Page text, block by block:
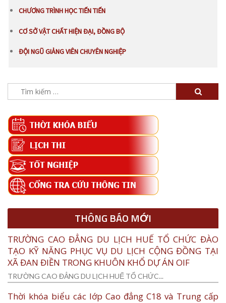
CHƯƠNG TRÌNH HỌC TIẾN TIẾN
CƠ SỞ VẬT CHẤT HIỆN ĐẠI, ĐỒNG BỘ
ĐỘI NGŨ GIẢNG VIÊN CHUYÊN NGHIỆP
kiếm
THÔNG BÁO MỚI
TRƯỜNG CAO ĐẲNG DU LỊCH HUẾ TỔ CHỨC ĐÀO
TẠO KỸ NĂNG PHỤC VỤ DU LỊCH CỘNG ĐỒNG TẠI
XÃ ĐAN ĐIỀN TRONG KHUÔN KHỔ DỰ ÁN OIF
TRƯỜNG CAO ĐẲNG DU LỊCH HUẾ TỔ CHỨC...
Thời khóa biểu các lớp Cao đẳng C18 và Trung cấp